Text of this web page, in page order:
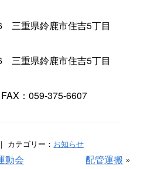
三重県鈴鹿市住吉5丁目
三重県鈴鹿市住吉5丁目
：059-375-6607
カテゴリー： お知らせ
動会 配管運搬 »